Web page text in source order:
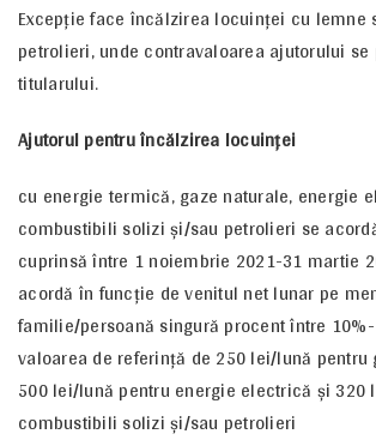
Excepție face încălzirea locuinței cu lemne
petrolieri, unde contravaloarea ajutorului se
titularului.
Ajutorul pentru încălzirea locuinței
cu energie termică, gaze naturale, energie
combustibili solizi și/sau petrolieri se
cuprinsă între 1 noiembrie 2021-31 martie
acordă în funcție de venitul net lunar pe
familie/persoană singură procent între
valoarea de referință de 250 lei/lună pentru
500 lei/lună pentru energie electrică și 320
combustibili solizi și/sau petrolieri